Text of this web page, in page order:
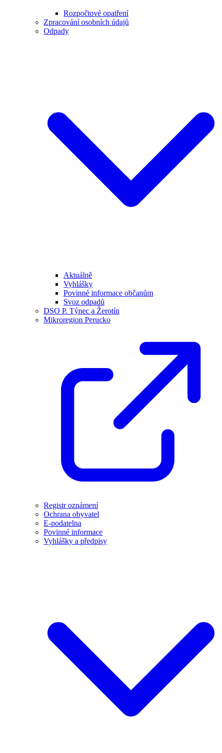
Rozpočtové opatření
Zpracování osobních údajů
Odpady
Aktuálně
Vyhlášky
Povinné informace občanům
Svoz odpadů
DSO P. Týnec a Žerotín
Mikroregion Perucko
Registr oznámení
Ochrana obyvatel
E-podatelna
Povinné informace
Vyhlášky a předpisy